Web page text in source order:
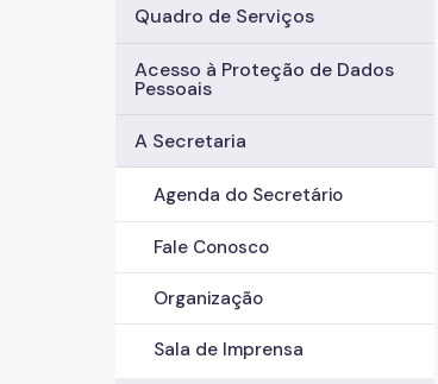
Quadro de Serviços
Acesso à Proteção de Dados
Pessoais
A Secretaria
Agenda do Secretário
Fale Conosco
Organização
Sala de Imprensa